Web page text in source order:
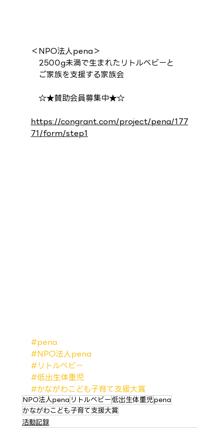
＜NPO法人pena＞
2500g未満で生まれたリトルベビーと
ご家族を支援する家族会
☆★賛助会員募集中★☆
https://congrant.com/project/pena/177
71/form/step1
#pena
#NPO法人pena
#リトルベビー
#低出生体重児
#かながわこども子育て支援大賞
NPO法人pena リトルベビー低出生体重児pena
かながわこども子育て支援大賞
活動記録